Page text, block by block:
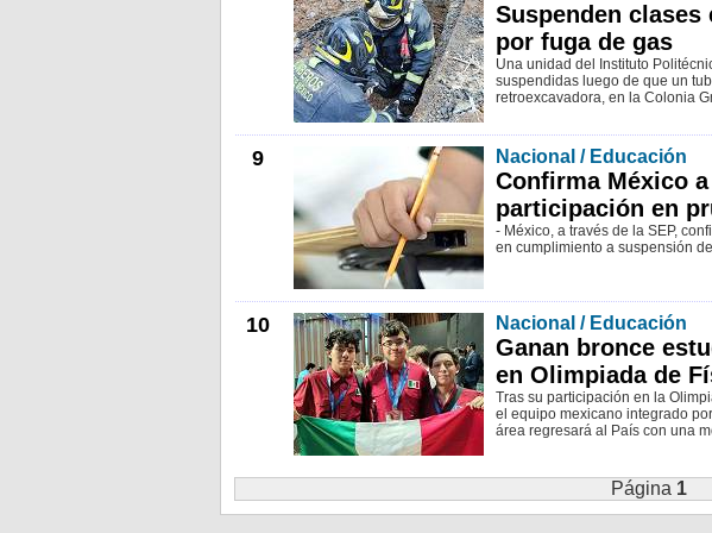
Suspenden clases
por fuga de gas
Una unidad del Instituto
suspendidas luego de que un
retroexcavadora, en la Colonia
9 Nacional / Educación
Confirma México a
participación en
- México, a través de la SEP,
en cumplimiento a suspensión
10 Nacional / Educación
Ganan bronce
en Olimpiada de
Tras su participación en la
el equipo mexicano integrado
área regresará al País con una
Página 1